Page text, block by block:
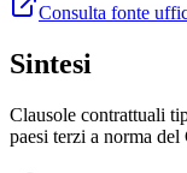
Consulta fonte
Sintesi
Clausole contrattuali
paesi terzi a norma del